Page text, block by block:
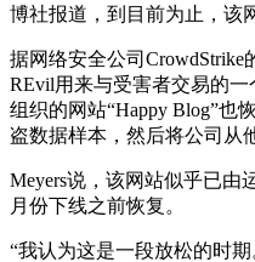
博社报道，到目前为止，该
据网络安全公司CrowdStrike
REvil用来与受害者交易的
组织的网站“Happy Blog”也
盗数据样本，然后将公司从
Meyers说，该网站似乎已由
月份下线之前恢复。
“我认为这是一段放松的时期